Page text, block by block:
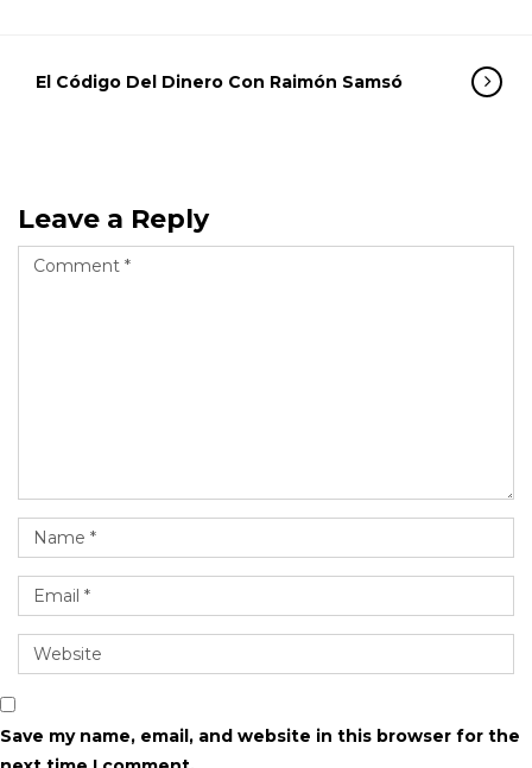
El Código Del Dinero Con Raimón Samsó
Leave a Reply
Save my name, email, and website in this browser for the